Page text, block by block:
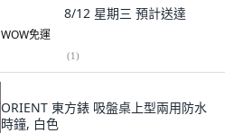
8/12 星期三 預計送達
WOW免運
(1)
ORIENT 東方錶 吸盤桌上型兩用防水
時鐘, 白色